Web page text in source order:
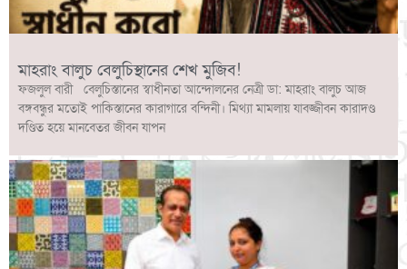
মাহরাং বালুচ বেলুচিস্থানের শেখ মুজিব!
ফজলুল বারী বেলুচিস্তানের স্বাধীনতা আন্দোলনের নেত্রী ডা: মাহরাং বালুচ আজ
বঙ্গবন্ধুর মতোই পাকিস্তানের কারাগারে বন্দিনী। মিথ্যা মামলায় যাবজ্জীবন কারাদণ্ড
দণ্ডিত হয়ে মানবেতর জীবন যাপন